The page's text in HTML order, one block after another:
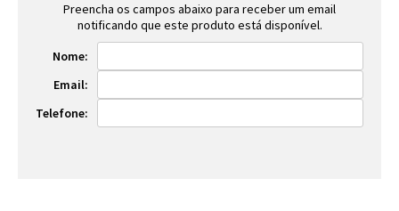
Preencha os campos abaixo para receber um email
notificando que este produto está disponível.
Nome:
Email:
Telefone: